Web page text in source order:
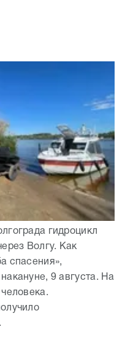
гидроцикл
Волгу. Как
спасения»,
9 августа. На